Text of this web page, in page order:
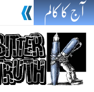
آج کا کالم